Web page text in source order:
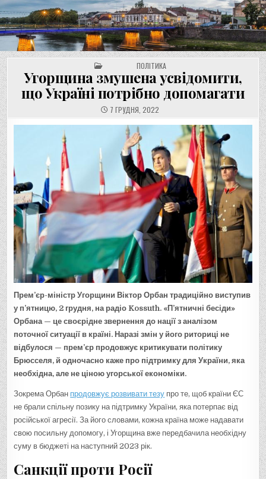
Перейти
до
вмісту
UNGVAR.UZ.UA
POSTED INПОЛІТИКА
Угорщина змушена усвідомити,
що Україні потрібно допомагати
7 ГРУДНЯ, 2022
Прем’єр-міністр Угорщини Віктор Орбан традиційно виступив
у п’ятницю, 2 грудня, на радіо Kossuth. «П’ятничні бесіди»
Орбана — це своєрідне звернення до нації з аналізом
поточної ситуації в країні. Наразі змін у його риториці не
відбулося — прем’єр продовжує критикувати політику
Брюсселя, й одночасно каже про підтримку для України, яка
необхідна, але не ціною угорської економіки.
Зокрема Орбан продовжує розвивати тезу про те, щоб країни ЄС
не брали спільну позику на підтримку України, яка потерпає від
російської агресії. За його словами, кожна країна може надавати
свою посильну допомогу, і Угорщина вже передбачила необхідну
суму в бюджеті на наступний 2023 рік.
Санкції проти Росії